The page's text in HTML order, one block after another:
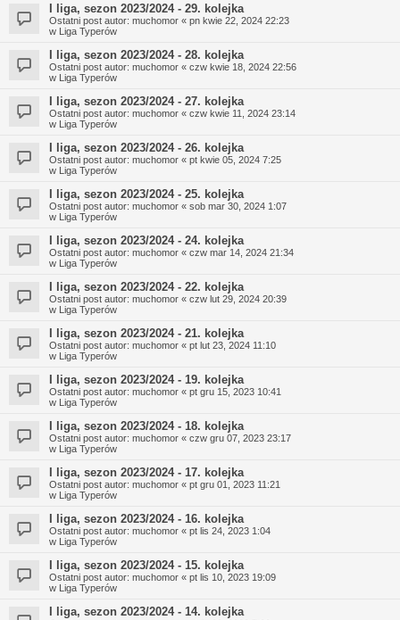
I liga, sezon 2023/2024 - 29. kolejka
Ostatni post autor: muchomor « pn kwie 22, 2024 22:23
w Liga Typerów
I liga, sezon 2023/2024 - 28. kolejka
Ostatni post autor: muchomor « czw kwie 18, 2024 22:56
w Liga Typerów
I liga, sezon 2023/2024 - 27. kolejka
Ostatni post autor: muchomor « czw kwie 11, 2024 23:14
w Liga Typerów
I liga, sezon 2023/2024 - 26. kolejka
Ostatni post autor: muchomor « pt kwie 05, 2024 7:25
w Liga Typerów
I liga, sezon 2023/2024 - 25. kolejka
Ostatni post autor: muchomor « sob mar 30, 2024 1:07
w Liga Typerów
I liga, sezon 2023/2024 - 24. kolejka
Ostatni post autor: muchomor « czw mar 14, 2024 21:34
w Liga Typerów
I liga, sezon 2023/2024 - 22. kolejka
Ostatni post autor: muchomor « czw lut 29, 2024 20:39
w Liga Typerów
I liga, sezon 2023/2024 - 21. kolejka
Ostatni post autor: muchomor « pt lut 23, 2024 11:10
w Liga Typerów
I liga, sezon 2023/2024 - 19. kolejka
Ostatni post autor: muchomor « pt gru 15, 2023 10:41
w Liga Typerów
I liga, sezon 2023/2024 - 18. kolejka
Ostatni post autor: muchomor « czw gru 07, 2023 23:17
w Liga Typerów
I liga, sezon 2023/2024 - 17. kolejka
Ostatni post autor: muchomor « pt gru 01, 2023 11:21
w Liga Typerów
I liga, sezon 2023/2024 - 16. kolejka
Ostatni post autor: muchomor « pt lis 24, 2023 1:04
w Liga Typerów
I liga, sezon 2023/2024 - 15. kolejka
Ostatni post autor: muchomor « pt lis 10, 2023 19:09
w Liga Typerów
I liga, sezon 2023/2024 - 14. kolejka